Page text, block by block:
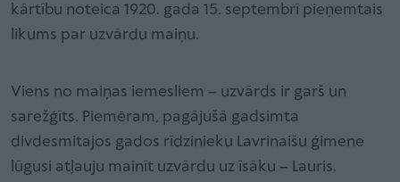
kārtību noteica 1920. gada 15. septembrī pieņemtais
likums par uzvārdu maiņu.
Viens no maiņas iemesliem – uzvārds ir garš un
sarežģīts. Piemēram, pagājušā gadsimta
divdesmitajos gados rīdzinieku Lavrinaišu ģimene
lūgusi atļauju mainīt uzvārdu uz īsāku – Lauris.